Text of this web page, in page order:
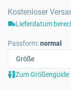
Kostenloser
Lieferdatum
Passform:normal
Zum Größenguide